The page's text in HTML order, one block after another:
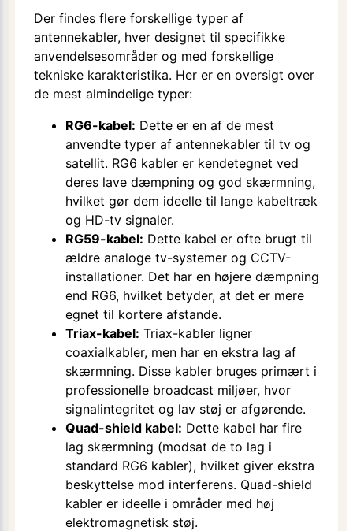
Der findes flere forskellige typer af
antennekabler, hver designet til specifikke
anvendelsesområder og med forskellige
tekniske karakteristika. Her er en oversigt over
de mest almindelige typer:
RG6-kabel: Dette er en af de mest
anvendte typer af antennekabler til tv og
satellit. RG6 kabler er kendetegnet ved
deres lave dæmpning og god skærmning,
hvilket gør dem ideelle til lange kabeltræk
og HD-tv signaler.
RG59-kabel: Dette kabel er ofte brugt til
ældre analoge tv-systemer og CCTV-
installationer. Det har en højere dæmpning
end RG6, hvilket betyder, at det er mere
egnet til kortere afstande.
Triax-kabel: Triax-kabler ligner
coaxialkabler, men har en ekstra lag af
skærmning. Disse kabler bruges primært i
professionelle broadcast miljøer, hvor
signalintegritet og lav støj er afgørende.
Quad-shield kabel: Dette kabel har fire
lag skærmning (modsat de to lag i
standard RG6 kabler), hvilket giver ekstra
beskyttelse mod interferens. Quad-shield
kabler er ideelle i områder med høj
elektromagnetisk støj.